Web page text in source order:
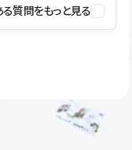
でご確認いただけま
ィもご利用ください。
る質問をもっと見る